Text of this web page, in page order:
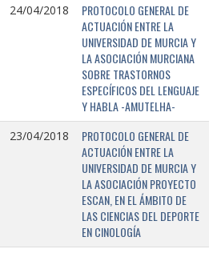
24/04/2018
PROTOCOLO GENERAL DE
ACTUACIÓN ENTRE LA
UNIVERSIDAD DE MURCIA Y
LA ASOCIACIÓN MURCIANA
SOBRE TRASTORNOS
ESPECÍFICOS DEL LENGUAJE
Y HABLA -AMUTELHA-
23/04/2018
PROTOCOLO GENERAL DE
ACTUACIÓN ENTRE LA
UNIVERSIDAD DE MURCIA Y
LA ASOCIACIÓN PROYECTO
ESCAN, EN EL ÁMBITO DE
LAS CIENCIAS DEL DEPORTE
EN CINOLOGÍA